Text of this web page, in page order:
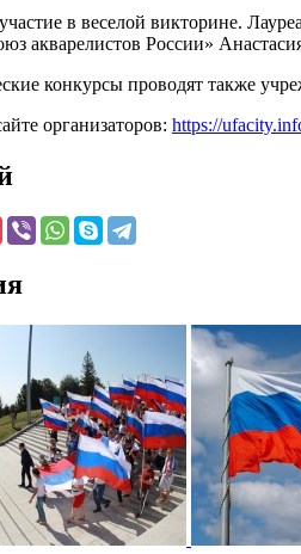
в веселой викторине.
акварелистов России»
конкурсы проводят также
организаторов: https://